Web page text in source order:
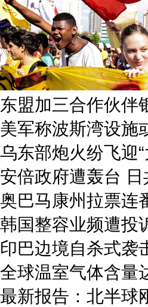
东盟加三合作伙伴
美军称波斯湾设施
乌东部炮火纷飞迎
安倍政府遭轰台
奥巴马康州拉票连
韩国整容业频遭投
印巴边境自杀式袭
全球温室气体含量
最新报告：北半球